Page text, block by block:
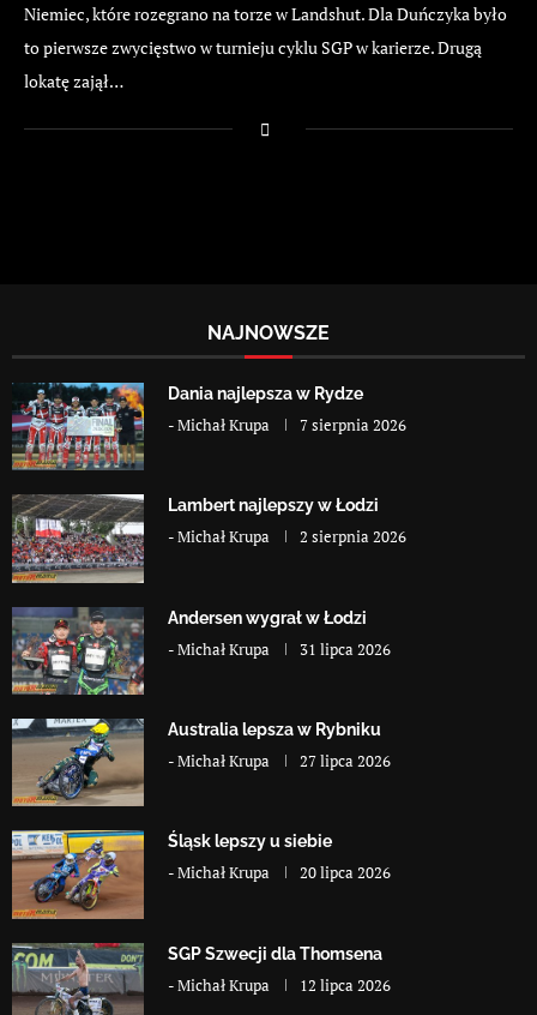
Niemiec, które rozegrano na torze w Landshut. Dla Duńczyka było
to pierwsze zwycięstwo w turnieju cyklu SGP w karierze. Drugą
lokatę zajął…
NAJNOWSZE
Dania najlepsza w Rydze
-Michał Krupa 7 sierpnia 2026
Lambert najlepszy w Łodzi
-Michał Krupa 2 sierpnia 2026
Andersen wygrał w Łodzi
-Michał Krupa 31 lipca 2026
Australia lepsza w Rybniku
-Michał Krupa 27 lipca 2026
Śląsk lepszy u siebie
-Michał Krupa 20 lipca 2026
SGP Szwecji dla Thomsena
-Michał Krupa 12 lipca 2026